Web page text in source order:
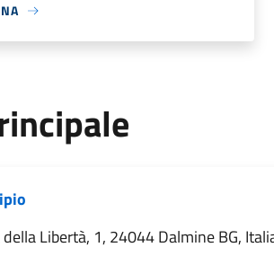
della Libertà, 1, 24044 Dalmine BG,